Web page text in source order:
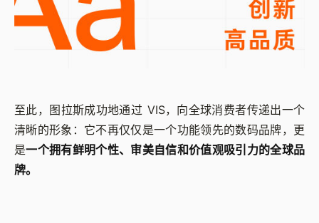
至此，图拉斯成功地通过 VIS，向全球消费者传递出一个
清晰的形象：它不再仅仅是一个功能领先的数码品牌，更
是一个拥有鲜明个性、审美自信和价值观吸引力的全球品
牌。